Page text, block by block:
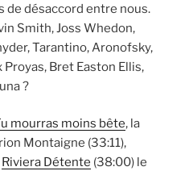
de désaccord entre nous.
Smith, Joss Whedon,
Tarantino, Aronofsky,
Bret Easton Ellis,
?
mourras moins bête, la
Montaigne (33:11),
Riviera Détente (38:00) le